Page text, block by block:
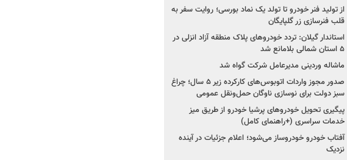
از تولید فنر خودرو تا تولد یک نماد بورسی؛ روایت سفر به
قلب فنرسازی زر گلپایگان
استاندار گیلان: تردد خودروهای پلاک منطقه آزاد انزلی در
۵ استان شمالی بلامانع شد
ماشاله وردینی مدیرعامل شرکت گواه شد
صدور مجوز واردات اتوبوس‌های کارکرده زیر ۵ سال؛ چراغ
سبز دولت برای نوسازی ناوگان حمل‌ونقل عمومی
پیگیری تحویل خودروهای پرشیا خودرو از طریق میز
خدمات سراسری (+راهنمای کامل)
آفتاب خودرو خودروساز می‌شود؛ اعلام جزئیات در آینده
نزدیک